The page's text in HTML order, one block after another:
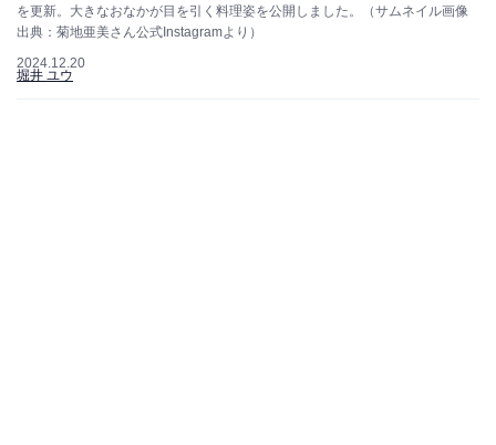
を更新。大きなおなかが目を引く料理姿を公開しました。（サムネイル画像
出典：菊地亜美さん公式Instagramより）
2024.12.20
堀井 ユウ